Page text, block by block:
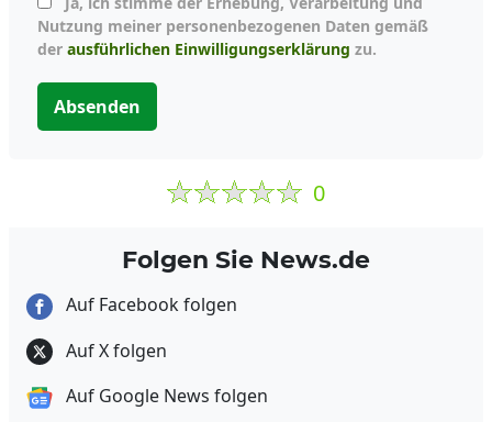
Nutzung meiner personenbezogenen Daten gemäß
der ausführlichen Einwilligungserklärung zu.
Absenden
0
Folgen Sie News.de
Auf Facebook folgen
Auf X folgen
Auf Google News folgen